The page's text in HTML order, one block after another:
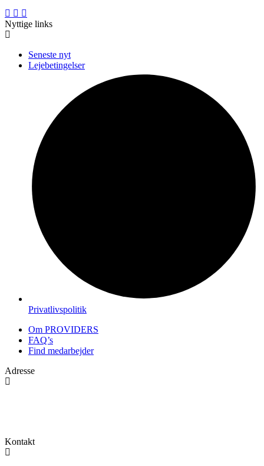
Nyttige links
Seneste nyt
Lejebetingelser
Privatlivspolitik
Om PROVIDERS
FAQ’s
Find medarbejder
Adresse
Kontakt